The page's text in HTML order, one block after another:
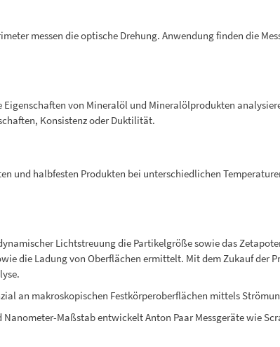
messen die optische Drehung. Anwendung finden die
von Mineralöl und Mineralölprodukten
Konsistenz oder Duktilität.
und halbfesten Produkten bei unterschiedlichen
Lichtstreuung die Partikelgröße sowie das
die Ladung von Oberflächen ermittelt. Mit dem Zukauf der
an makroskopischen Festkörperoberflächen mittels
Maßstab entwickelt Anton Paar Messgeräte wie